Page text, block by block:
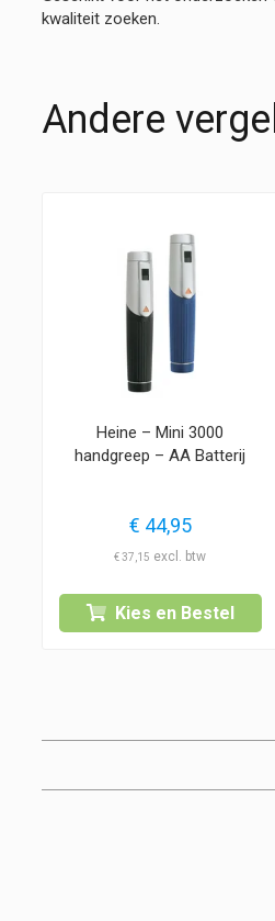
kwaliteit zoeken.
Andere
Heine – Mini 3000
handgreep – AA Batterij
€ 44,95
€37,15
Kies en Bestel